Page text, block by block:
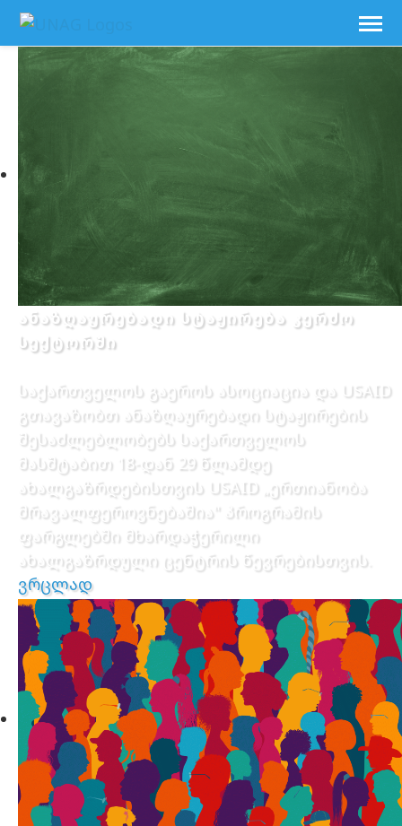
ანაზღაურებადი სტაჟირება კერძო
სექტორში
საქართველოს გაეროს ასოციაცია და USAID
გთავაზობთ ანაზღაურებადი სტაჟირების
შესაძლებლობებს საქართველოს
მასშტაბით 18-დან 29 წლამდე
ახალგაზრდებისთვის USAID „ერთიანობა
მრავალფეროვნებაშია" პროგრამის
ფარგლებში მხარდაჭერილი
ახალგაზრდული ცენტრის წევრებისთვის.
ვრცლად